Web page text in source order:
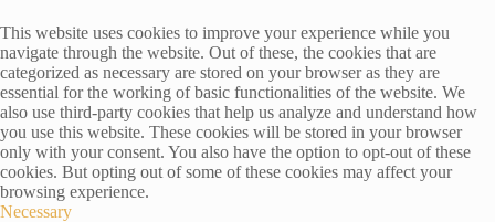
This website uses cookies to improve your experience while you
navigate through the website. Out of these, the cookies that are
categorized as necessary are stored on your browser as they are
essential for the working of basic functionalities of the website. We
also use third-party cookies that help us analyze and understand how
you use this website. These cookies will be stored in your browser
only with your consent. You also have the option to opt-out of these
cookies. But opting out of some of these cookies may affect your
browsing experience.
Necessary